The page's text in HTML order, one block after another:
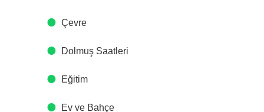
Çevre
Dolmuş Saatleri
Eğitim
Ev ve Bahçe